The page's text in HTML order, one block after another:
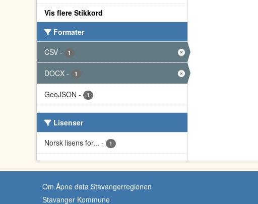
Vis flere Stikkord
Formater
CSV - 1
DOCX - 1
GeoJSON - 1
Lisenser
Norsk lisens for... - 1
Om Åpne data Stavangerregionen
Stavanger Kommune